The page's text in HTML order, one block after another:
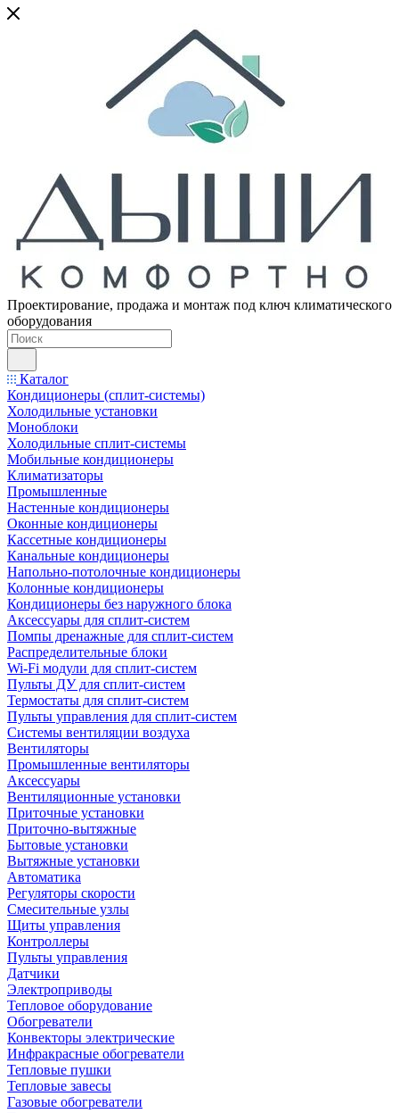
Проектирование, продажа и монтаж под ключ климатического
оборудования
Каталог
Кондиционеры (сплит-системы)
Холодильные установки
Моноблоки
Холодильные сплит-системы
Мобильные кондиционеры
Климатизаторы
Промышленные
Настенные кондиционеры
Оконные кондиционеры
Кассетные кондиционеры
Канальные кондиционеры
Напольно-потолочные кондиционеры
Колонные кондиционеры
Кондиционеры без наружного блока
Аксессуары для сплит-систем
Помпы дренажные для сплит-систем
Распределительные блоки
Wi-Fi модули для сплит-систем
Пульты ДУ для сплит-систем
Термостаты для сплит-систем
Пульты управления для сплит-систем
Системы вентиляции воздуха
Вентиляторы
Промышленные вентиляторы
Аксессуары
Вентиляционные установки
Приточные установки
Приточно-вытяжные
Бытовые установки
Вытяжные установки
Автоматика
Регуляторы скорости
Смесительные узлы
Щиты управления
Контроллеры
Пульты управления
Датчики
Электроприводы
Тепловое оборудование
Обогреватели
Конвекторы электрические
Инфракрасные обогреватели
Тепловые пушки
Тепловые завесы
Газовые обогреватели